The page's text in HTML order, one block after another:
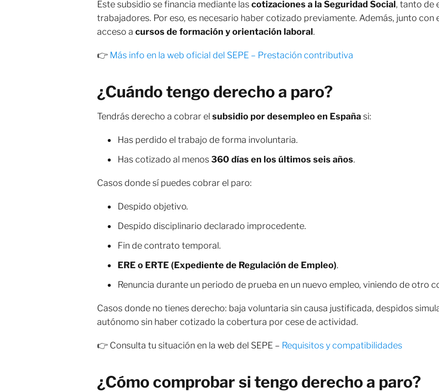
Este subsidio se financia mediante lascotizaciones a la Seguridad Social, tanto de
trabajadores. Por eso, es necesario haber cotizado previamente. Además, junto con
acceso a cursos de formación y orientación laboral.
👉 Más info en la web oficial del SEPE – Prestación contributiva
¿Cuándo tengo derecho a paro?
Tendrás derecho a cobrar el subsidio por desempleo en Españasi:
Has perdido el trabajo de forma involuntaria.
Has cotizado al menos360 días en los últimos seis años.
Casos donde sí puedes cobrar el paro:
Despido objetivo.
Despido disciplinario declarado improcedente.
Fin de contrato temporal.
ERE o ERTE (Expediente de Regulación de Empleo).
Renuncia durante un periodo de prueba en un nuevo empleo, viniendo de otro
Casos donde no tienes derecho: baja voluntaria sin causa justificada, despidos
autónomo sin haber cotizado la cobertura por cese de actividad.
👉 Consulta tu situación en la web del SEPE – Requisitos y compatibilidades
¿Cómo comprobar si tengo derecho a paro?